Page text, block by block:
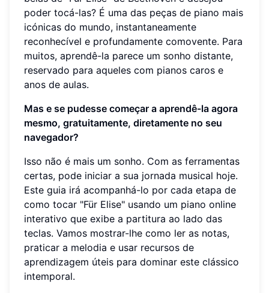
poder tocá-las? É uma das peças de piano mais
icónicas do mundo, instantaneamente
reconhecível e profundamente comovente. Para
muitos, aprendê-la parece um sonho distante,
reservado para aqueles com pianos caros e
anos de aulas.
Mas e se pudesse começar a aprendê-la agora
mesmo, gratuitamente, diretamente no seu
navegador?
Isso não é mais um sonho. Com as ferramentas
certas, pode iniciar a sua jornada musical hoje.
Este guia irá acompanhá-lo por cada etapa de
como tocar "Für Elise" usando um piano online
interativo que exibe a partitura ao lado das
teclas. Vamos mostrar-lhe como ler as notas,
praticar a melodia e usar recursos de
aprendizagem úteis para dominar este clássico
intemporal.